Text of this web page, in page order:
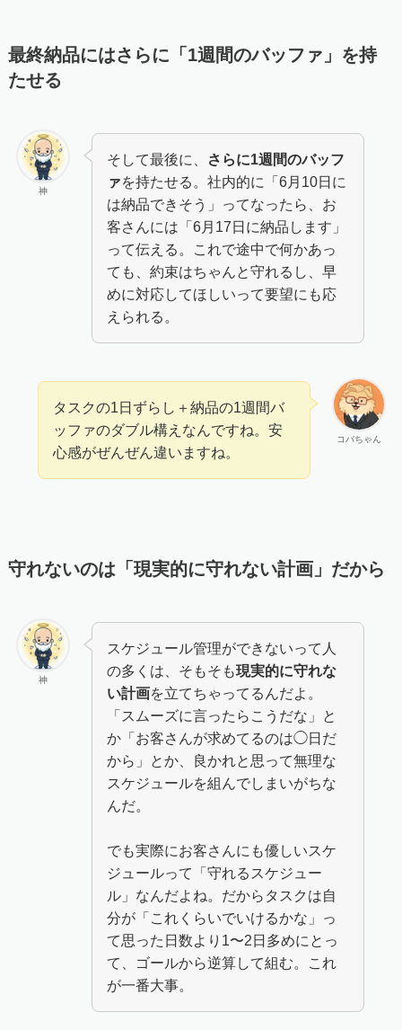
最終納品にはさらに「1週間のバッファ」を持
たせる
神
そして最後に、
さらに1週間のバッフ
ァを持たせる。社内的に「6月10日に
は納品できそう」ってなったら、お
客さんには「6月17日に納品します」
って伝える。これで途中で何かあっ
ても、約束はちゃんと守れるし、早
めに対応してほしいって要望にも応
えられる。
コバちゃん
タスクの1日ずらし＋納品の1週間バ
ッファのダブル構えなんですね。安
心感がぜんぜん違いますね。
守れないのは「現実的に守れない計画」だから
神
スケジュール管理ができないって人
の多くは、そもそも現実的に守れな
い計画を立てちゃってるんだよ。
「スムーズに言ったらこうだな」と
か「お客さんが求めてるのは◯日だ
から」とか、良かれと思って無理な
スケジュールを組んでしまいがちな
んだ。
でも実際にお客さんにも優しいスケ
ジュールって「守れるスケジュー
ル」なんだよね。だからタスクは自
分が「これくらいでいけるかな」っ
て思った日数より1〜2日多めにとっ
て、ゴールから逆算して組む。これ
が一番大事。